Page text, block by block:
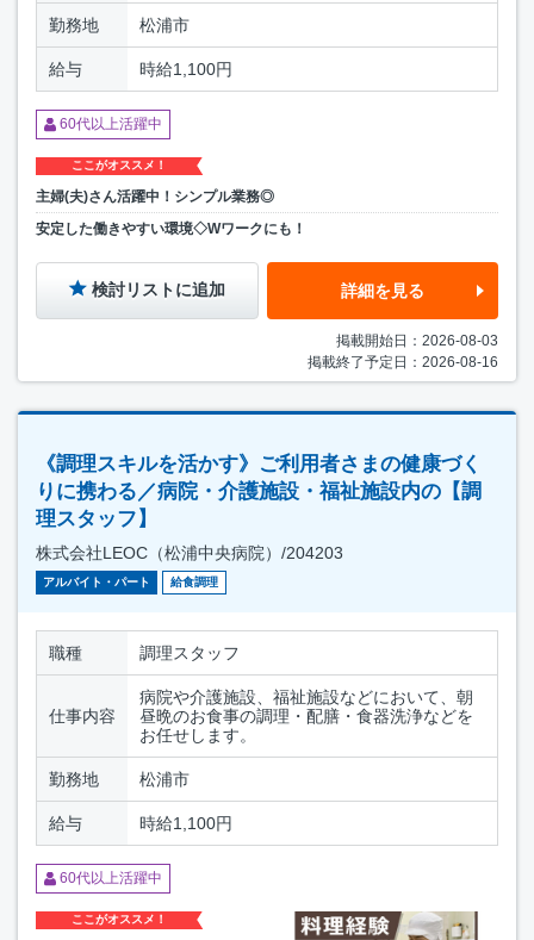
勤務地 松浦市
給与 時給1,100円
60代以上活躍中
ここがオススメ！
主婦(夫)さん活躍中！シンプル業務◎
安定した働きやすい環境◇Wワークにも！
検討リストに追加 詳細を見る
掲載開始日：2026-08-03
掲載終了予定日：2026-08-16
《調理スキルを活かす》ご利用者さまの健康づく
りに携わる／病院・介護施設・福祉施設内の【調
理スタッフ】
株式会社LEOC（松浦中央病院）/204203
アルバイト・パート 給食調理
職種 調理スタッフ
仕事内容
病院や介護施設、福祉施設などにおいて、朝
昼晩のお食事の調理・配膳・食器洗浄などを
お任せします。
勤務地 松浦市
給与 時給1,100円
60代以上活躍中
ここがオススメ！